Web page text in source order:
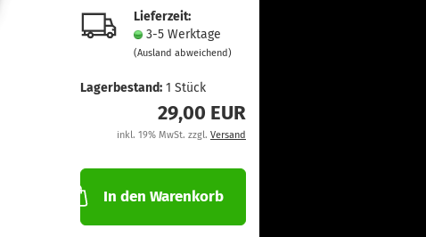
Lieferzeit:
3-5 Werktage
(Ausland abweichend)
Lagerbestand: 1Stück
29,00 EUR
inkl. 19% MwSt. zzgl. Versand
In den Warenkorb